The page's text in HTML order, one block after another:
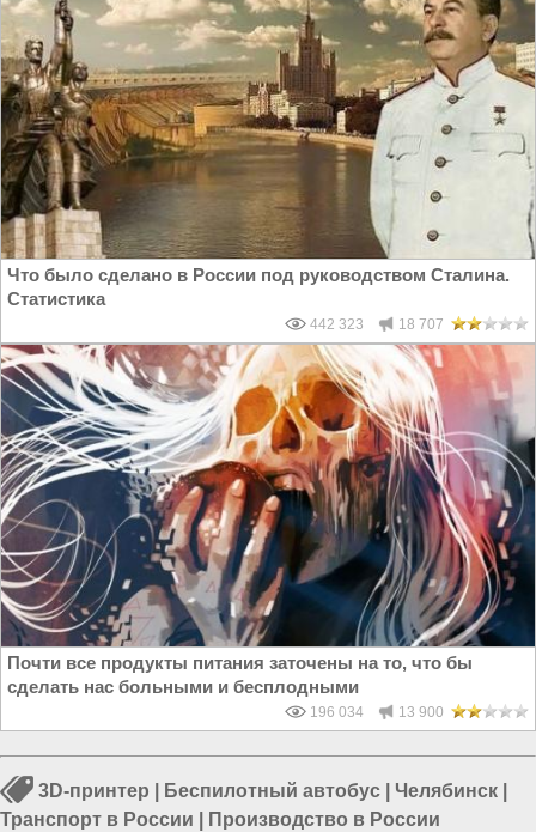
Что было сделано в России под руководством Сталина.
Статистика
442 323 18 707
Почти все продукты питания заточены на то, что бы
сделать нас больными и бесплодными
196 034 13 900
3D-принтер Беспилотный автобус Челябинск
Транспорт в России
Производство в России